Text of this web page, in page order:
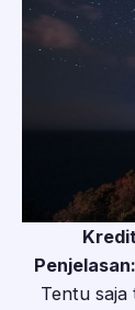
Penjelasan:
Tentu saja